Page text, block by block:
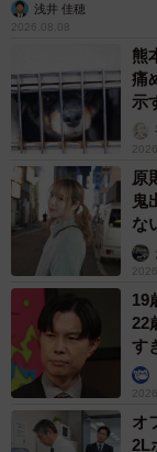
浅井 佳穂
2026.08.08
熊
痛
示
原
鬼
な
ス
19
22
す
オ
2L